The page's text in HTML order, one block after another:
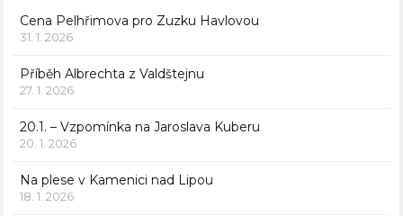
Cena Pelhřimova pro Zuzku Havlovou
31. 1. 2026
Příběh Albrechta z Valdštejnu
27. 1. 2026
20.1. – Vzpomínka na Jaroslava Kuberu
20. 1. 2026
Na plese v Kamenici nad Lipou
18. 1. 2026